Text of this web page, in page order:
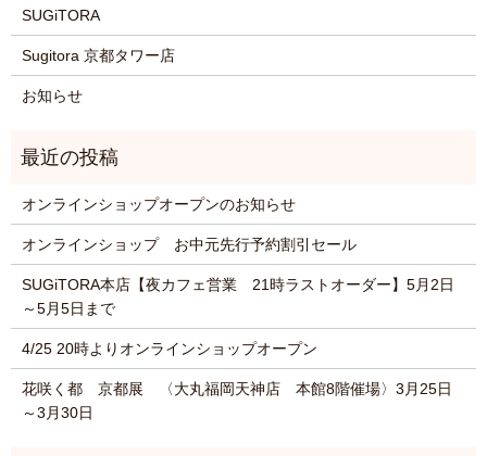
SUGiTORA
Sugitora 京都タワー店
お知らせ
オンラインショップオープンのお知らせ
オンラインショップ お中元先行予約割引セール
SUGiTORA本店【夜カフェ営業 21時ラストオーダー】5月2日
～5月5日まで
4/25 20時よりオンラインショップオープン
花咲く都 京都展 〈大丸福岡天神店 本館8階催場〉3月25日
～3月30日